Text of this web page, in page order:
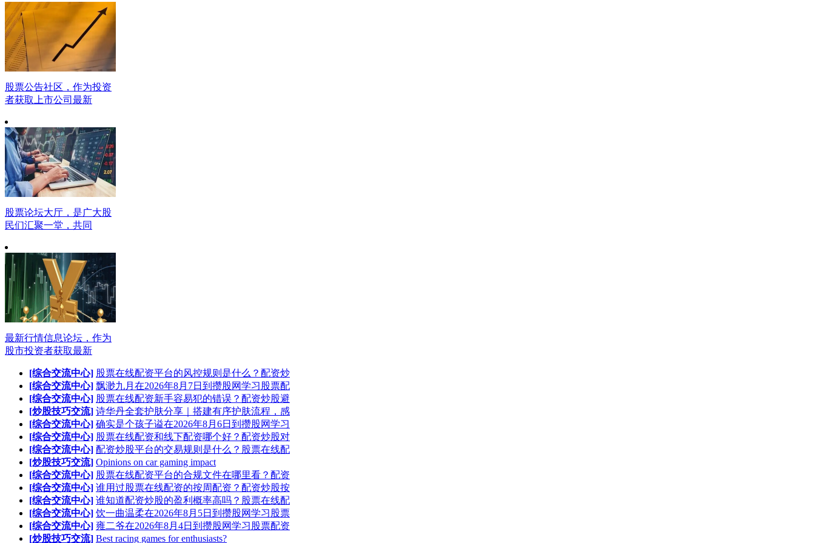
股票公告社区，作为投资
者获取上市公司最新
股票论坛大厅，是广大股
民们汇聚一堂，共同
最新行情信息论坛，作为
股市投资者获取最新
[综合交流中心] 股票在线配资平台的风控规则是什么？配资炒
[综合交流中心] 飘渺九月在2026年8月7日到攒股网学习股票配
[综合交流中心] 股票在线配资新手容易犯的错误？配资炒股避
[炒股技巧交流] 诗华丹全套护肤分享｜搭建有序护肤流程，感
[综合交流中心] 确实是个孩子谥在2026年8月6日到攒股网学习
[综合交流中心] 股票在线配资和线下配资哪个好？配资炒股对
[综合交流中心] 配资炒股平台的交易规则是什么？股票在线配
[炒股技巧交流] Opinions on car gaming impact
[综合交流中心] 股票在线配资平台的合规文件在哪里看？配资
[综合交流中心] 谁用过股票在线配资的按周配资？配资炒股按
[综合交流中心] 谁知道配资炒股的盈利概率高吗？股票在线配
[综合交流中心] 饮一曲温柔在2026年8月5日到攒股网学习股票
[综合交流中心] 雍二爷在2026年8月4日到攒股网学习股票配资
[炒股技巧交流] Best racing games for enthusiasts?